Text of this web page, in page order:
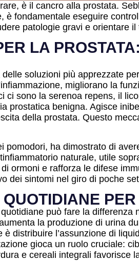
è il cancro alla prostata.
fondamentale eseguire
patologie gravi e orientare
LA
soluzioni più apprezzate
migliorano la
ci sono la serenoa repens, il
prostatica benigna. Agisce
della prostata. Questo
ha dimostrato di
naturale, utile
ormoni e rafforza le difese
dei sintomi nel giro di poche
può fare la
la produzione di urina
distribuire l’assunzione di
gioca un ruolo cruciale:
e cereali integrali favorisce